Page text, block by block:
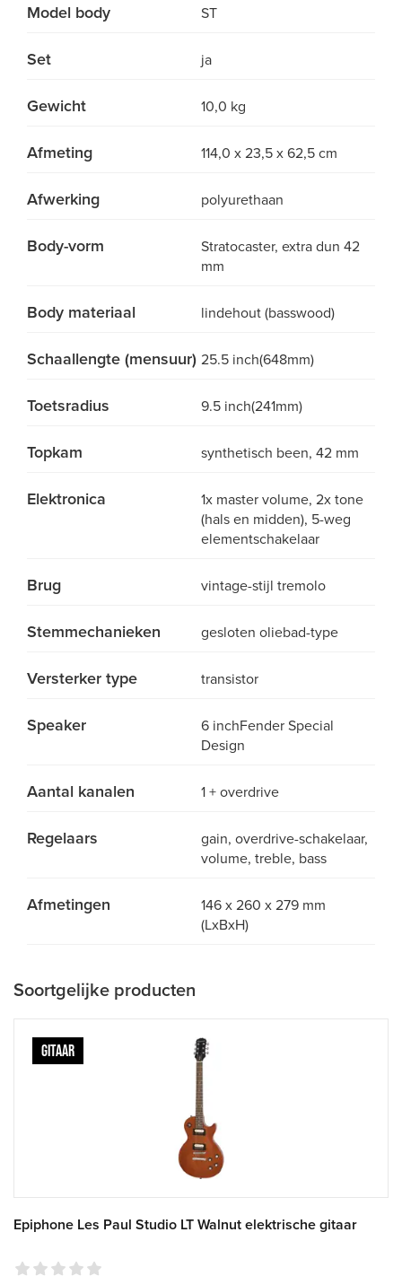
Model body ST
Set ja
Gewicht 10,0 kg
Afmeting 114,0 x 23,5 x 62,5 cm
Afwerking polyurethaan
Body-vorm
Stratocaster, extra dun 42
mm
Body materiaal lindehout (basswood)
Schaallengte (mensuur) 25.5 inch(648mm)
Toetsradius 9.5 inch(241mm)
Topkam synthetisch been, 42 mm
Elektronica
1x master volume, 2x tone
(hals en midden), 5-weg
elementschakelaar
Brug vintage-stijl tremolo
Stemmechanieken gesloten oliebad-type
Versterker type transistor
Speaker
6 inchFender Special
Design
Aantal kanalen 1 + overdrive
Regelaars
gain, overdrive-schakelaar,
volume, treble, bass
Afmetingen
146 x 260 x 279 mm
(LxBxH)
Soortgelijke producten
GITAAR
Epiphone Les Paul Studio LT Walnut elektrische gitaar